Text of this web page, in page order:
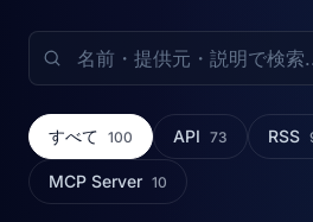
すべて 100 API 73 RSS
MCP Server 10